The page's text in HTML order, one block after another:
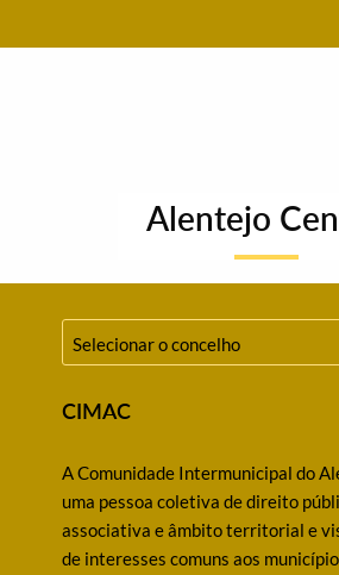
Alentejo
CIMAC
A Comunidade Intermunicipal do
uma pessoa coletiva de direito
associativa e âmbito territorial e
de interesses comuns aos